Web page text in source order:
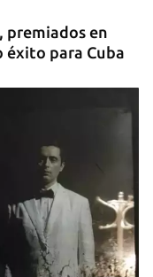
premiados en
éxito para Cuba